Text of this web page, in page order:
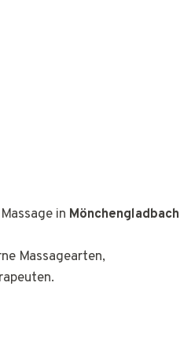
in Mönchengladbach
Massagearten,